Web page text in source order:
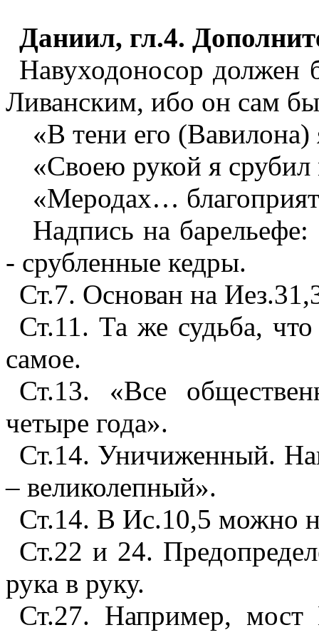
Даниил, гл.4.
Навуходоносор должен
Ливанским, ибо он сам
«В тени его (Вавилона)
«Своею рукой я
«Меродах…
Надпись на
- срубленные кедры.
Ст.7. Основан на
Ст.11. Та же судьба,
самое.
Ст.13. «Все
четыре года».
Ст.14. Уничиженный.
– великолепный».
Ст.14. В Ис.10,5 можно
Ст.22 и 24.
рука в руку.
Ст.27. Например, мост